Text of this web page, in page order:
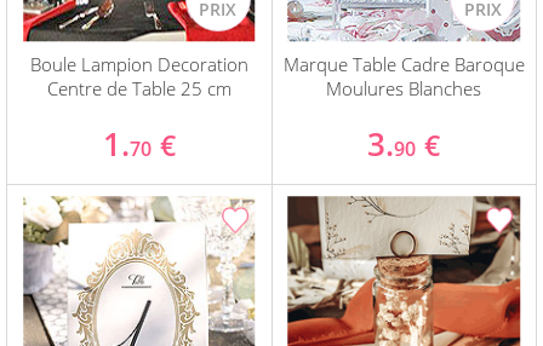
Boule Lampion Decoration
Centre de Table 25 cm
1.70 €
Marque Table Cadre Baroque
Moulures Blanches
3.90 €